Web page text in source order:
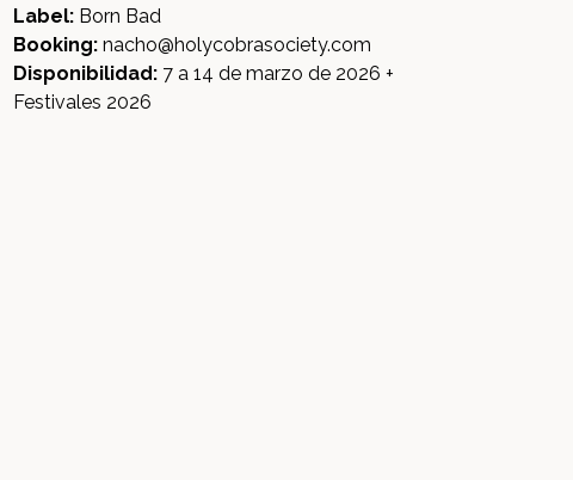
Label: Born Bad
Booking: nacho@holycobrasociety.com
Disponibilidad: 7 a 14 de marzo de 2026 +
Festivales 2026